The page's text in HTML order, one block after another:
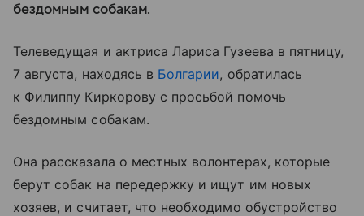
бездомным собакам.
Телеведущая и актриса Лариса Гузеева в пятницу,
7 августа, находясь в Болгарии, обратилась
к Филиппу Киркорову с просьбой помочь
бездомным собакам.
Она рассказала о местных волонтерах, которые
берут собак на передержку и ищут им новых
хозяев, и считает, что необходимо обустройство